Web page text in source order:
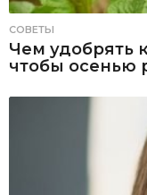
СОВЕТЫ
Чем удобрять
чтобы осенью